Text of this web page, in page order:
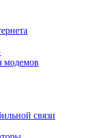
модемов
связи